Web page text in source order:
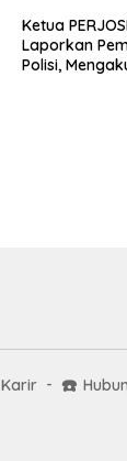
Ketua
Laporkan
Polisi,
Karir ☎️